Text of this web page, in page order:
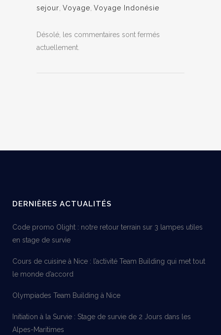
sejour Voyage Voyage Indonésie
Désolé, les commentaires sont fermés
actuellement.
DERNIÈRES ACTUALITÉS
Code promo Olight : notre retour terrain sur 3 lampes utiles
en stage de survie
Cours de cuisine à Nice : l’activité Team Building qui met tout
le monde d’accord
Olympiades Team Building à Nice
Initiation à la Survie : Stage de survie de 2 Jours dans les
Alpes-Maritimes